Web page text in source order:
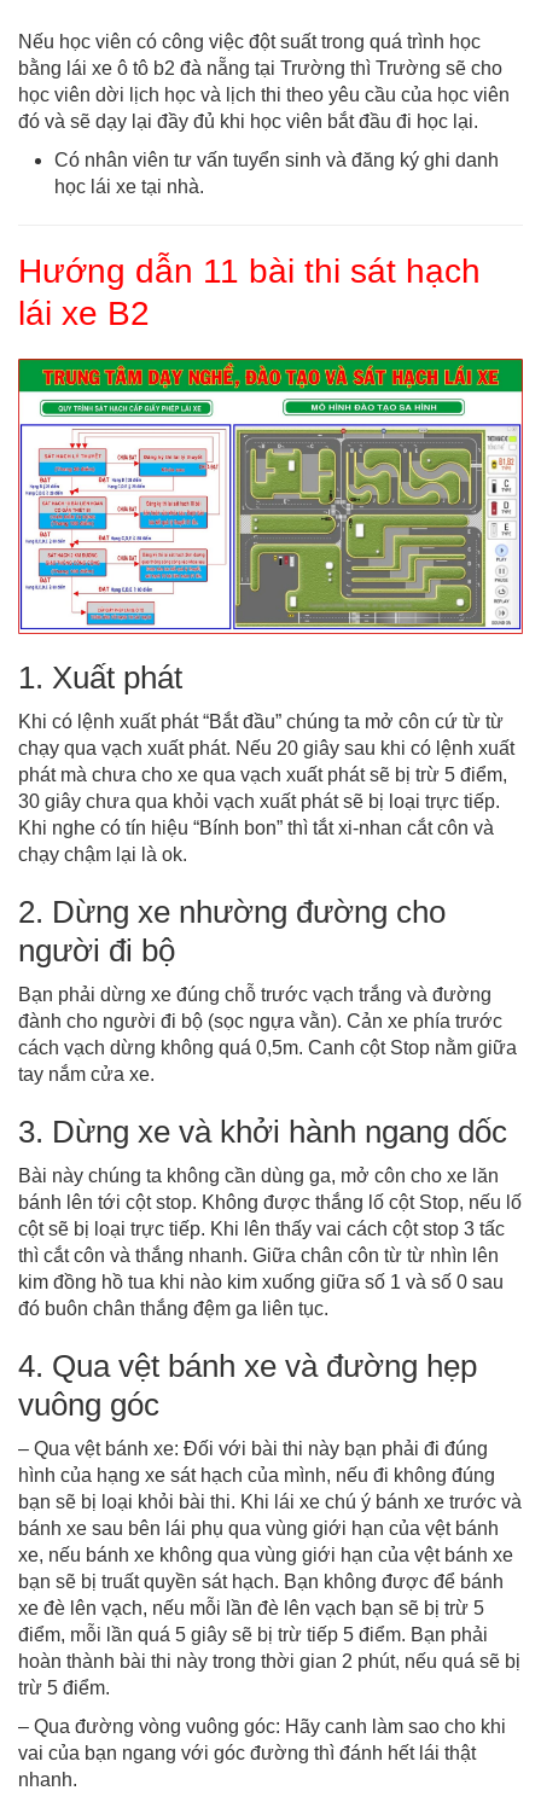
Nếu học viên có công việc đột suất trong quá trình học
bằng lái xe ô tô b2 đà nẵng tại Trường thì Trường sẽ cho
học viên dời lịch học và lịch thi theo yêu cầu của học viên
đó và sẽ dạy lại đầy đủ khi học viên bắt đầu đi học lại.
Có nhân viên tư vấn tuyển sinh và đăng ký ghi danh
học lái xe tại nhà.
Hướng dẫn 11 bài thi sát hạch
lái xe B2
1. Xuất phát
Khi có lệnh xuất phát “Bắt đầu” chúng ta mở côn cứ từ từ
chạy qua vạch xuất phát. Nếu 20 giây sau khi có lệnh xuất
phát mà chưa cho xe qua vạch xuất phát sẽ bị trừ 5 điểm,
30 giây chưa qua khỏi vạch xuất phát sẽ bị loại trực tiếp.
Khi nghe có tín hiệu “Bính bon” thì tắt xi-nhan cắt côn và
chạy chậm lại là ok.
2. Dừng xe nhường đường cho
người đi bộ
Bạn phải dừng xe đúng chỗ trước vạch trắng và đường
đành cho người đi bộ (sọc ngựa vằn). Cản xe phía trước
cách vạch dừng không quá 0,5m. Canh cột Stop nằm giữa
tay nắm cửa xe.
3. Dừng xe và khởi hành ngang dốc
Bài này chúng ta không cần dùng ga, mở côn cho xe lăn
bánh lên tới cột stop. Không được thắng lố cột Stop, nếu lố
cột sẽ bị loại trực tiếp. Khi lên thấy vai cách cột stop 3 tấc
thì cắt côn và thắng nhanh. Giữa chân côn từ từ nhìn lên
kim đồng hồ tua khi nào kim xuống giữa số 1 và số 0 sau
đó buôn chân thắng đệm ga liên tục.
4. Qua vệt bánh xe và đường hẹp
vuông góc
– Qua vệt bánh xe: Đối với bài thi này bạn phải đi đúng
hình của hạng xe sát hạch của mình, nếu đi không đúng
bạn sẽ bị loại khỏi bài thi. Khi lái xe chú ý bánh xe trước và
bánh xe sau bên lái phụ qua vùng giới hạn của vệt bánh
xe, nếu bánh xe không qua vùng giới hạn của vệt bánh xe
bạn sẽ bị truất quyền sát hạch. Bạn không được để bánh
xe đè lên vạch, nếu mỗi lần đè lên vạch bạn sẽ bị trừ 5
điểm, mỗi lần quá 5 giây sẽ bị trừ tiếp 5 điểm. Bạn phải
hoàn thành bài thi này trong thời gian 2 phút, nếu quá sẽ bị
trừ 5 điểm.
– Qua đường vòng vuông góc: Hãy canh làm sao cho khi
vai của bạn ngang với góc đường thì đánh hết lái thật
nhanh.